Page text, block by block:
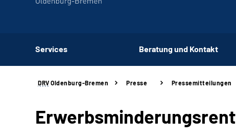
Services Beratung und Kontakt
DRV Oldenburg-Bremen Presse Pressemitteilungen